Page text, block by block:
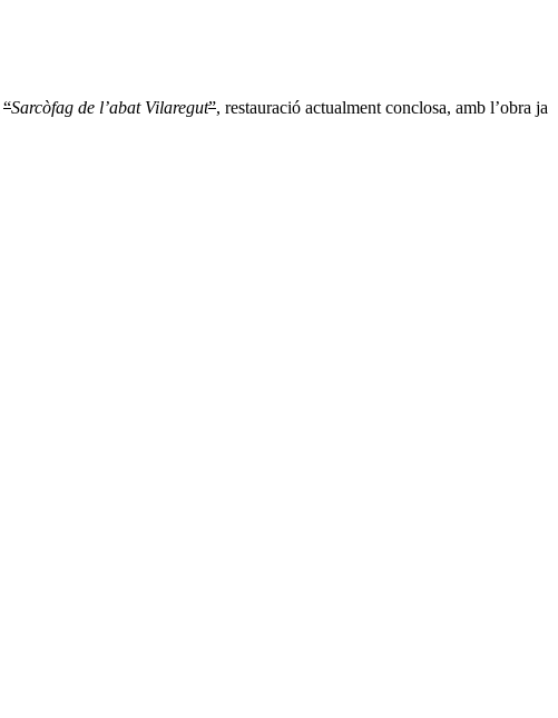
“Sarcòfag de l’abat Vilaregut”, restauració actualment conclosa, amb l’obra ja